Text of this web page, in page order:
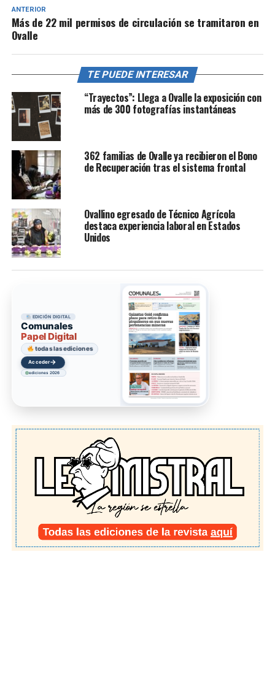
ANTERIOR
Más de 22 mil permisos de circulación se tramitaron en
Ovalle
TE PUEDE INTERESAR
“Trayectos”: Llega a Ovalle la exposición con
más de 300 fotografías instantáneas
362 familias de Ovalle ya recibieron el Bono
de Recuperación tras el sistema frontal
Ovallino egresado de Técnico Agrícola
destaca experiencia laboral en Estados
Unidos
EDICIÓN DIGITAL
Comunales
Papel Digital
todas las ediciones
Acceder→
ediciones 2026